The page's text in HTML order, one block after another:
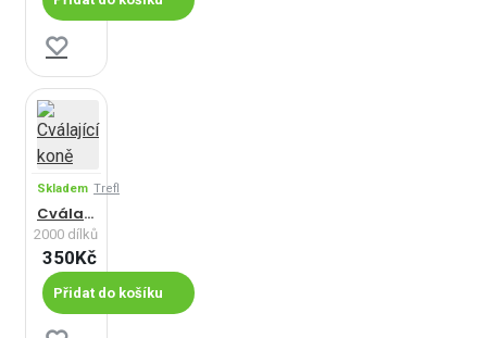
Skladem Trefl
Cválající koně
2000 dílků
350Kč
Přidat do košíku